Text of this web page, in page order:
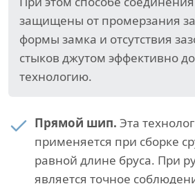
защищены от промерзания за
формы замка и отсутствия
стыков джутом эффективно
технологию.
Прямой шип. Эта
применяется при сборке
равной длине бруса. При
является точное